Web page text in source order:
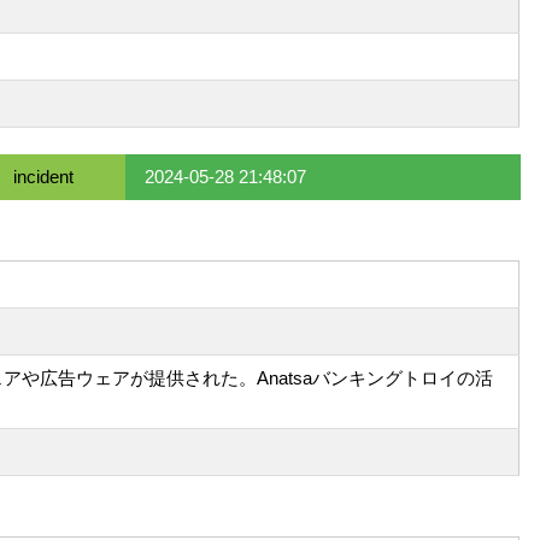
incident 2024-05-28 21:48:07
や広告ウェアが提供された。Anatsaバンキングトロイの活